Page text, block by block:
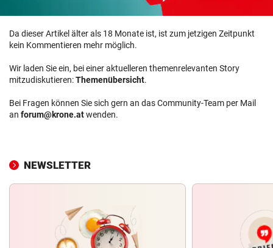
Da dieser Artikel älter als 18 Monate ist, ist zum jetzigen Zeitpunkt
kein Kommentieren mehr möglich.
Wir laden Sie ein, bei einer aktuelleren themenrelevanten Story
mitzudiskutieren:Themenübersicht.
Bei Fragen können Sie sich gern an das Community-Team per Mail
an forum@krone.atwenden.
NEWSLETTER